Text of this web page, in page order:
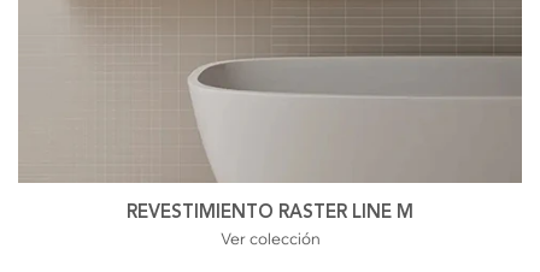
REVESTIMIENTO RASTER LINE M
Ver colección